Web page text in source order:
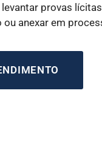
provas
anexar em